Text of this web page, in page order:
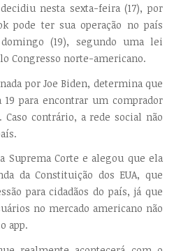
nesta sexta-feira (17), por
pode ter sua operação no país
(19), segundo uma lei
Congresso norte-americano.
por Joe Biden, determina que
para encontrar um comprador
Caso contrário, a rede social não
Suprema Corte e alegou que ela
da Constituição dos EUA, que
para cidadãos do país, já que
no mercado americano não
app.